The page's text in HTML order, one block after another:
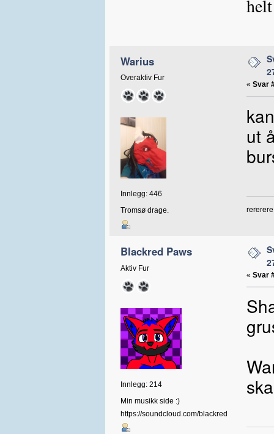
Warius
Overaktiv Fur
Innlegg: 446
Tromsø drage.
« Svar
ut
Blackred Paws
Aktiv Fur
Innlegg: 214
Min musikk side :)
https://soundcloud.com/blackred
« Svar